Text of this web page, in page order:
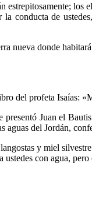
la conducta de
nueva donde
del profeta Isaías:
Juan el
aguas del Jordán,
y miel
ustedes con agua,